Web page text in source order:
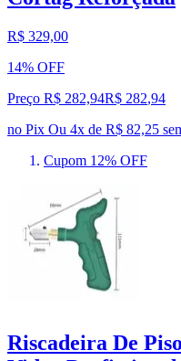
R$ 329,00
14% OFF
Preço R$ 282,94R$ 282,94
no Pix Ou 4x de R$ 82,25
Cupom 12% OFF
Riscadeira De